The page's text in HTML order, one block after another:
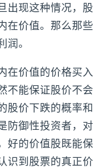
出现这种情况，股
在价值。那么那些
。
在价值的价格买入
不能保证股价不会
股价下跌的概率和
防御性投资者，对
好的价值股既能保
识到股票的真正价